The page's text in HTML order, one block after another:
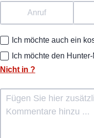
Anruf
Ich möchte auch ein
Ich möchte den
Nicht in ?